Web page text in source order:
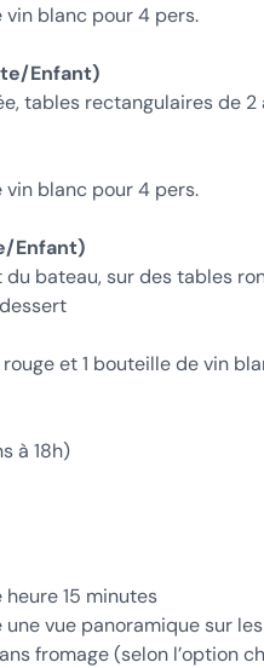
vin blanc pour 4 pers.
Enfant)
tables rectangulaires de 2
vin blanc pour 4 pers.
Enfant)
bateau, sur des tables
et 1 bouteille de vin
à 18h)
heure 15 minutes
vue panoramique sur
fromage (selon l’option